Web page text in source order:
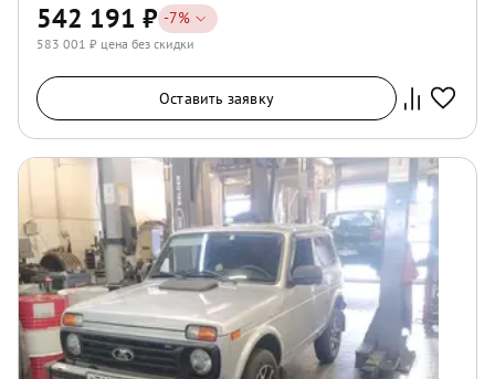
542 191 ₽ -7%
583 001 ₽ цена без скидки
Оставить заявку